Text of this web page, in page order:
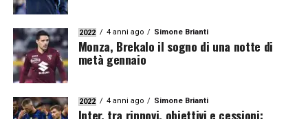
2022 4 anni ago Simone Brianti
Monza, Brekalo il sogno di una notte di
metà gennaio
2022 4 anni ago Simone Brianti
Inter, tra rinnovi, obiettivi e cessioni: